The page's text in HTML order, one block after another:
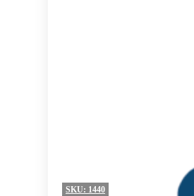
SKU: 1440